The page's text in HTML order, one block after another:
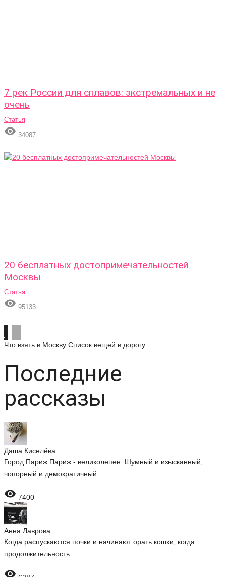
7 рек России для сплавов: экстремальных и не
очень
Статья
 34087
20 бесплатных достопримечательностей
Москвы
Статья
 95133
Что взять в Москву Список вещей в дорогу
Последние
рассказы
Даша Киселёва
Город Париж Париж - великолепен. Шумный и изысканный,
чопорный и демократичный...
 7400
Анна Лаврова
Когда распускаются почки и начинают орать кошки, когда
продолжительность...
